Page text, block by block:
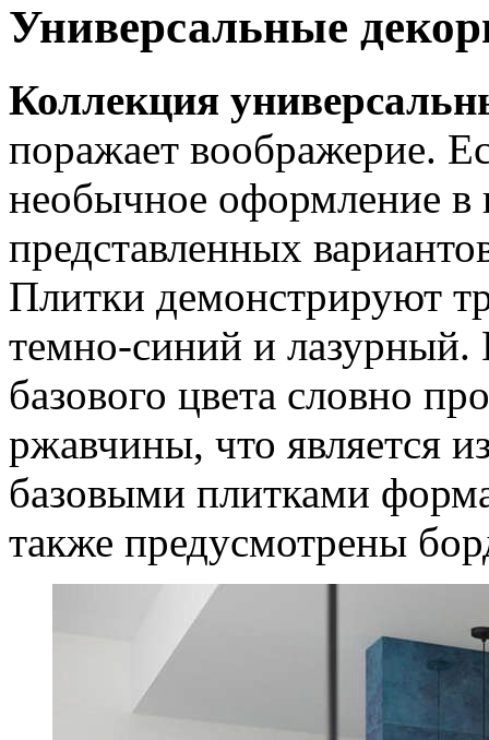
Универсальные
Коллекция
поражает воображерие.
необычное оформление в
представленных
Плитки демонстрируют
темно-синий и
базового цвета словно
ржавчины, что является
базовыми плитками
также предусмотрены